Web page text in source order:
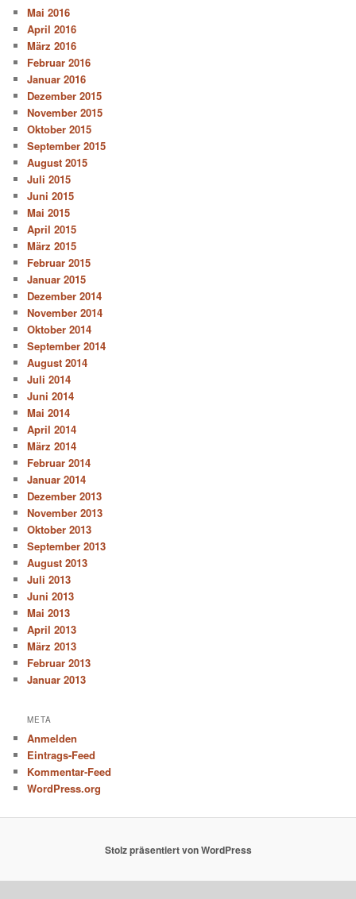
Mai 2016
April 2016
März 2016
Februar 2016
Januar 2016
Dezember 2015
November 2015
Oktober 2015
September 2015
August 2015
Juli 2015
Juni 2015
Mai 2015
April 2015
März 2015
Februar 2015
Januar 2015
Dezember 2014
November 2014
Oktober 2014
September 2014
August 2014
Juli 2014
Juni 2014
Mai 2014
April 2014
März 2014
Februar 2014
Januar 2014
Dezember 2013
November 2013
Oktober 2013
September 2013
August 2013
Juli 2013
Juni 2013
Mai 2013
April 2013
März 2013
Februar 2013
Januar 2013
META
Anmelden
Eintrags-Feed
Kommentar-Feed
WordPress.org
Stolz präsentiert von WordPress